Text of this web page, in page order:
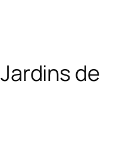
Jardins de